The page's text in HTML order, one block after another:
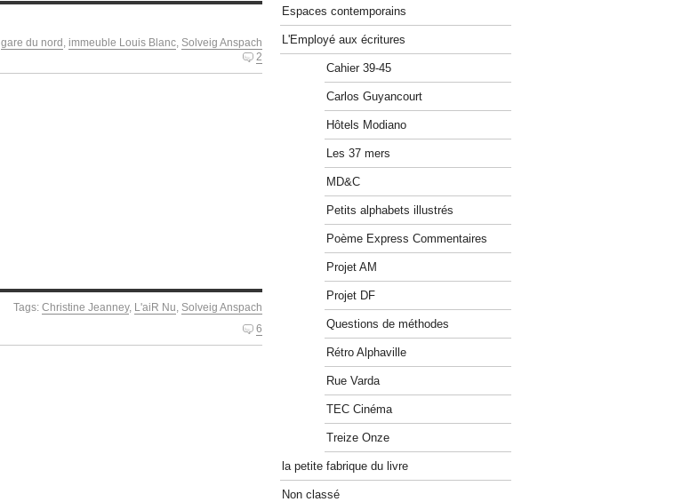
gare du nord immeuble Louis Blanc Solveig Anspach
2
Tags: Christine Jeanney, L'aiR Nu, Solveig Anspach
6
Espaces contemporains
L'Employé aux écritures
Cahier 39-45
Carlos Guyancourt
Hôtels Modiano
Les 37 mers
MD&C
Petits alphabets illustrés
Poème Express Commentaires
Projet AM
Projet DF
Questions de méthodes
Rétro Alphaville
Rue Varda
TEC Cinéma
Treize Onze
la petite fabrique du livre
Non classé